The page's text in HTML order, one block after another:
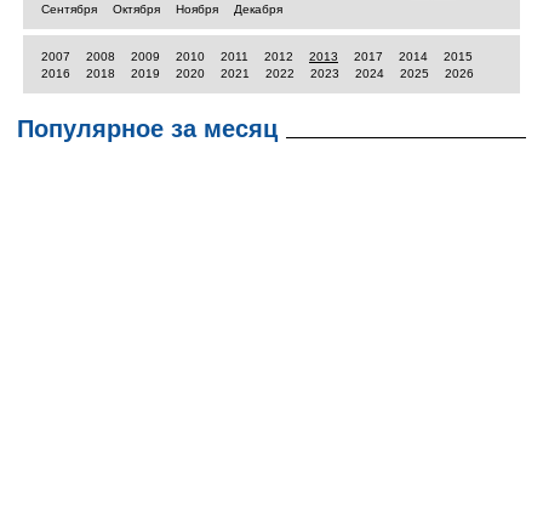
Сентября
Октября Ноября Декабря
2007 2008 2009 2010 2011 2012 2013 2017 2014
2015
2016
2018 2019 2020 2021 2022 2023 2024 2025 2026
Популярное за месяц